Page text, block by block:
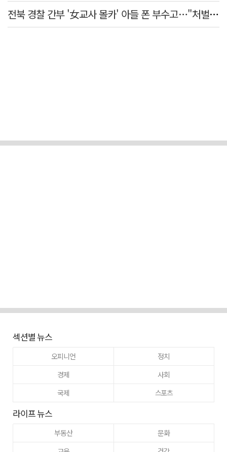
전북 경찰 간부 '女교사 몰카' 아들 폰 부수고…"처벌 못하는 사안" 내부망에 글
섹션별 뉴스
오피니언
정치
경제
사회
국제
스포츠
라이프 뉴스
부동산
문화